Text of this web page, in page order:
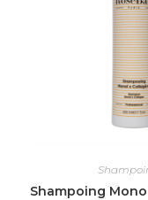
Shampoing